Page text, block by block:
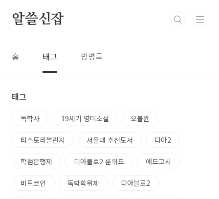
알쓸신잡
홈 태그 방명록
태그
독학사 19세기 영미소설 오블완
티스토리챌린지 서울대 추천도서 디아2
학점은행제 디아블로2 룬워드 애드고시
비트코인 독학학위제 디아블로2